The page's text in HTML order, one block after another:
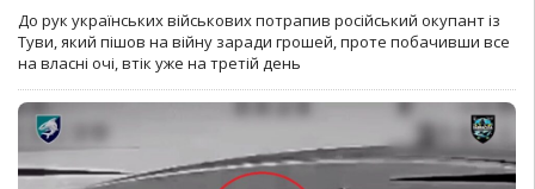
До рук українських військових потрапив російський окупант із
Туви, який пішов на війну заради грошей, проте побачивши все
на власні очі, втік уже на третій день